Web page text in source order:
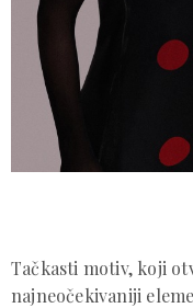
Tačkasti motiv, koji
najneočekivaniji